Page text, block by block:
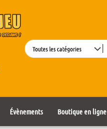
Search
Évènements Boutique en ligne